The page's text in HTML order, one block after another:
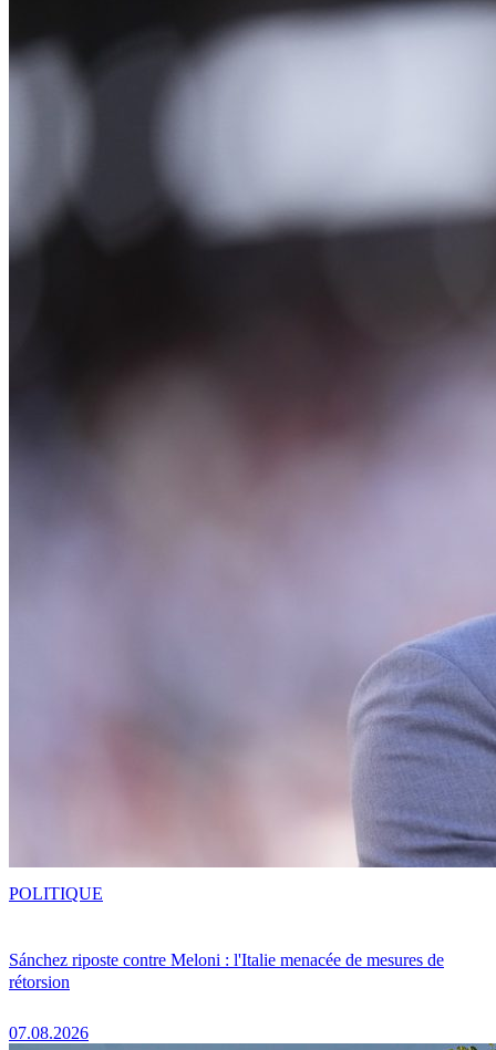
Sánchez riposte contre Meloni : l'Italie menacée de mesures de
rétorsion
07.08.2026
POLITIQUE